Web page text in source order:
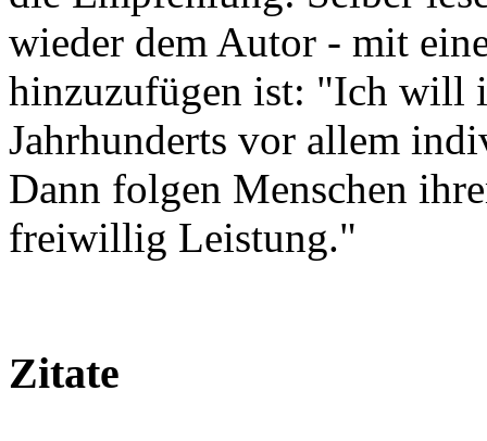
wieder dem Autor - mit
hinzuzufügen ist: "Ich will
Jahrhunderts vor allem
Dann folgen Menschen
freiwillig Leistung."
Zitate